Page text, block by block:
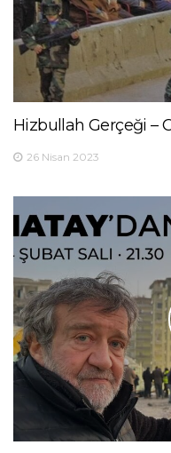
Hizbullah Gerçeği –
26 Nisan 2023